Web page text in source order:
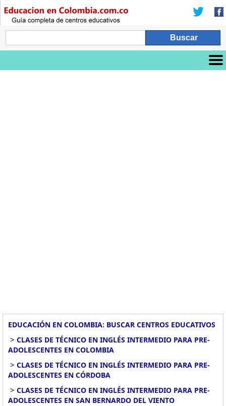
EDUCACIÓN EN COLOMBIA: BUSCAR CENTROS EDUCATIVOS
> CLASES DE TÉCNICO EN INGLÉS INTERMEDIO PARA PRE-
ADOLESCENTES EN COLOMBIA
> CLASES DE TÉCNICO EN INGLÉS INTERMEDIO PARA PRE-
ADOLESCENTES EN CÓRDOBA
> CLASES DE TÉCNICO EN INGLÉS INTERMEDIO PARA PRE-
ADOLESCENTES EN SAN BERNARDO DEL VIENTO